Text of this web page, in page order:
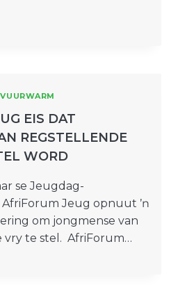
VUURWARM
EIS DAT
REGSTELLENDE
WORD
se Jeugdag-
Jeug opnuut ŉ
om jongmense van
vry te stel. AfriForum…